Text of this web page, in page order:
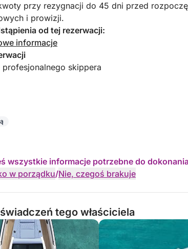
przy rezygnacji do 45 dni przed
i prowizji.
od tej rezerwacji:
informacje
profesjonalnego skippera
wszystkie informacje potrzebne do
w porządku/Nie, czegoś brakuje
tego właściciela